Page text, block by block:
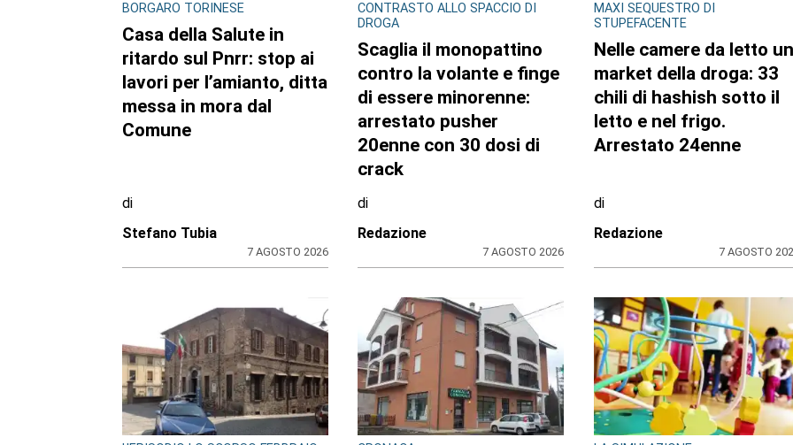
BORGARO TORINESE
Casa della Salute in
ritardo sul Pnrr: stop ai
lavori per l’amianto, ditta
messa in mora dal
Comune
di
Stefano Tubia
7 AGOSTO 2026
CONTRASTO ALLO SPACCIO DI
DROGA
Scaglia il monopattino
contro la volante e finge
di essere minorenne:
arrestato pusher
20enne con 30 dosi di
crack
di
Redazione
7 AGOSTO 2026
MAXI SEQUESTRO DI
STUPEFACENTE
Nelle camere da letto un
market della droga: 33
chili di hashish sotto il
letto e nel frigo.
Arrestato 24enne
di
Redazione
7 AGOSTO